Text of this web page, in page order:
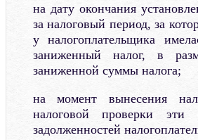
на дату окончания
за налоговый период, за
у налогоплательщика
заниженный налог, в
заниженной суммы налога;
на момент вынесения
налоговой проверки
задолженностей